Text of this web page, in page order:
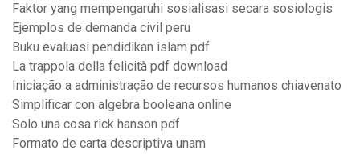
Faktor yang mempengaruhi sosialisasi secara sosiologis
Ejemplos de demanda civil peru
Buku evaluasi pendidikan islam pdf
La trappola della felicità pdf download
Iniciação a administração de recursos humanos chiavenato
Simplificar con algebra booleana online
Solo una cosa rick hanson pdf
Formato de carta descriptiva unam